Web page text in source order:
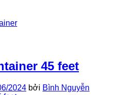
45 feet
2024 bởi Bình Nguyễn